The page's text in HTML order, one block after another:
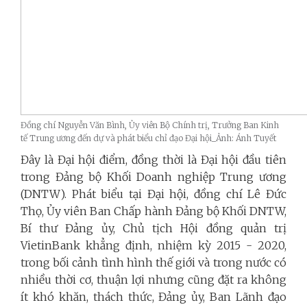
Đồng chí Nguyễn Văn Bình, Ủy viên Bộ Chính trị, Trưởng Ban Kinh
tế Trung ương đến dự và phát biểu chỉ đạo Đại hội_Ảnh: Ánh Tuyết
Đây là Đại hội điểm, đồng thời là Đại hội đầu tiên
trong Đảng bộ Khối Doanh nghiệp Trung ương
(DNTW). Phát biểu tại Đại hội, đồng chí Lê Đức
Thọ, Ủy viên Ban Chấp hành Đảng bộ Khối DNTW,
Bí thư Đảng ủy, Chủ tịch Hội đồng quản trị
VietinBank khẳng định, nhiệm kỳ 2015 - 2020,
trong bối cảnh tình hình thế giới và trong nước có
nhiều thời cơ, thuận lợi nhưng cũng đặt ra không
ít khó khăn, thách thức, Đảng ủy, Ban Lãnh đạo